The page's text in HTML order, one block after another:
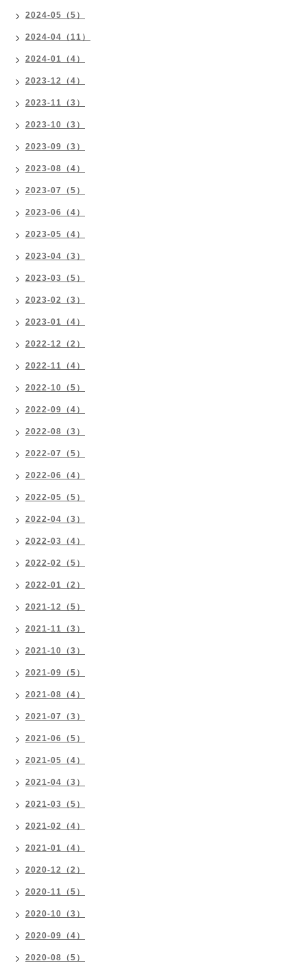
2024-05（5）
2024-04（11）
2024-01（4）
2023-12（4）
2023-11（3）
2023-10（3）
2023-09（3）
2023-08（4）
2023-07（5）
2023-06（4）
2023-05（4）
2023-04（3）
2023-03（5）
2023-02（3）
2023-01（4）
2022-12（2）
2022-11（4）
2022-10（5）
2022-09（4）
2022-08（3）
2022-07（5）
2022-06（4）
2022-05（5）
2022-04（3）
2022-03（4）
2022-02（5）
2022-01（2）
2021-12（5）
2021-11（3）
2021-10（3）
2021-09（5）
2021-08（4）
2021-07（3）
2021-06（5）
2021-05（4）
2021-04（3）
2021-03（5）
2021-02（4）
2021-01（4）
2020-12（2）
2020-11（5）
2020-10（3）
2020-09（4）
2020-08（5）